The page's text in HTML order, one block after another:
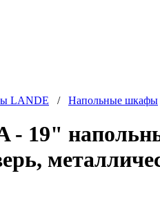
LANDE / Напольные шкафы
- 19"